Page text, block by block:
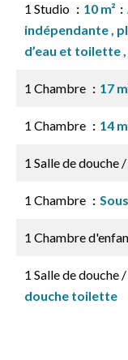
1 Studio 10 m²
indépendante ,
d’eau et toilette
1 Chambre 17
1 Chambre 14
1 Salle de douche
1 Chambre
1 Chambre
1 Salle de douche
douche toilette